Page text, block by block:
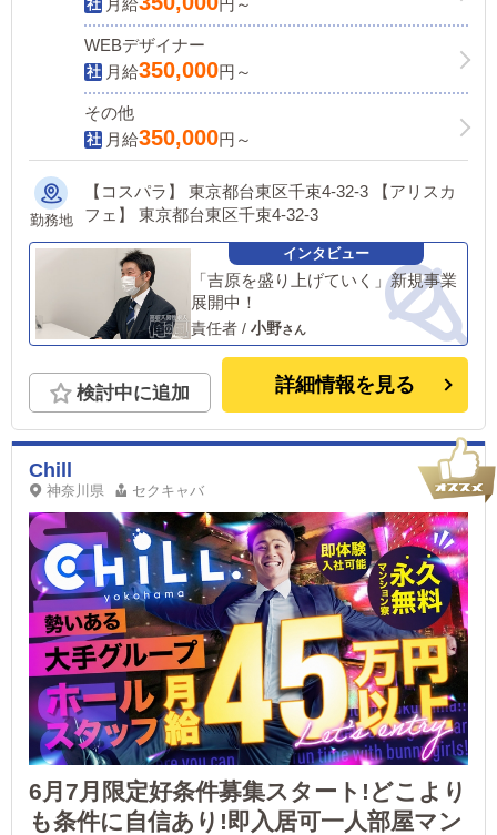
月給 円～
WEBデザイナー
月給350,000円～
その他
月給350,000円～
勤務地
【コスパラ】 東京都台東区千束4-32-3 【アリスカ
フェ】 東京都台東区千束4-32-3
「吉原を盛り上げていく」新規事業
展開中！
責任者 / 小野
検討中に追加 詳細情報を見る
Chill
神奈川県 セクキャバ
6月7月限定好条件募集スタート!どこより
も条件に自信あり!即入居可一人部屋マン